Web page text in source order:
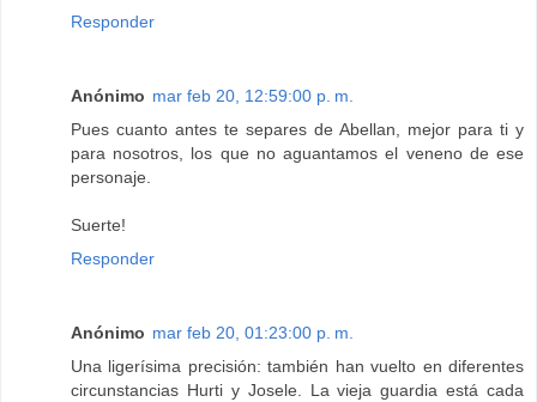
Responder
Anónimo mar feb 20, 12:59:00 p. m.
Pues cuanto antes te separes de Abellan, mejor para ti y
para nosotros, los que no aguantamos el veneno de ese
personaje.
Suerte!
Responder
Anónimo mar feb 20, 01:23:00 p. m.
Una ligerísima precisión: también han vuelto en diferentes
circunstancias Hurti y Josele. La vieja guardia está cada